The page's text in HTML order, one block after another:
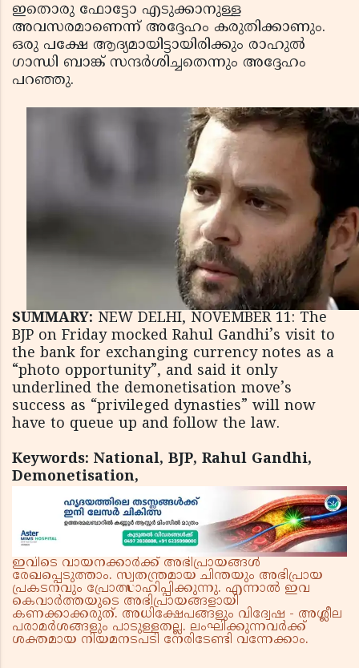
ഇതൊരു ഫോട്ടോ എടുക്കാനുള്ള
അവസരമാണെന്ന് അദ്ദേഹം കരുതിക്കാണും.
ഒരു പക്ഷേ ആദ്യമായിട്ടായിരിക്കും രാഹുല്‍
ഗാന്ധി ബാങ്ക് സന്ദര്‍ശിച്ചതെന്നും അദ്ദേഹം
പറഞ്ഞു.
SUMMARY: NEW DELHI, NOVEMBER 11: The
BJP on Friday mocked Rahul Gandhi’s visit to
the bank for exchanging currency notes as a
“photo opportunity”, and said it only
underlined the demonetisation move’s
success as “privileged dynasties” will now
have to queue up and follow the law.
Keywords: National, BJP, Rahul Gandhi,
Demonetisation,
ഇവിടെ വായനക്കാർക്ക് അഭിപ്രായങ്ങൾ
രേഖപ്പെടുത്താം. സ്വതന്ത്രമായ ചിന്തയും അഭിപ്രായ
പ്രകടനവും പ്രോത്സാഹിപ്പിക്കുന്നു. എന്നാൽ ഇവ
കെവാർത്തയുടെ അഭിപ്രായങ്ങളായി
കണക്കാക്കരുത്. അധിക്ഷേപങ്ങളും വിദ്വേഷ - അശ്ലീല
പരാമർശങ്ങളും പാടുള്ളതല്ല. ലംഘിക്കുന്നവർക്ക്
ശക്തമായ നിയമനടപടി നേരിടേണ്ടി വന്നേക്കാം.